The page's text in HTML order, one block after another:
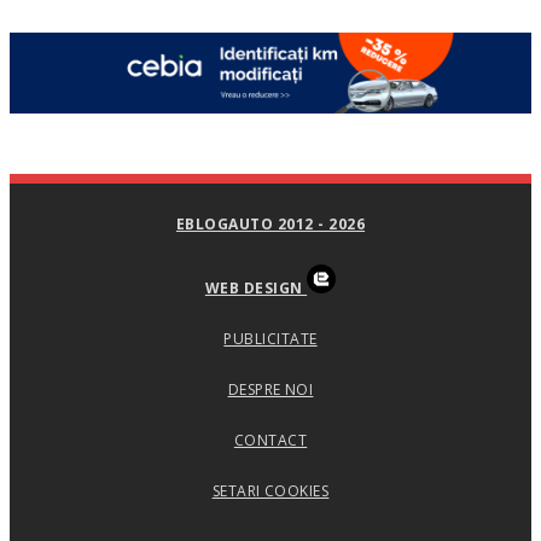
EBLOGAUTO 2012 - 2026
WEB DESIGN
PUBLICITATE
DESPRE NOI
CONTACT
SETARI COOKIES